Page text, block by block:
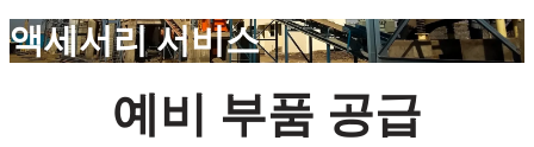
액세서리 서비스
예비 부품 공급